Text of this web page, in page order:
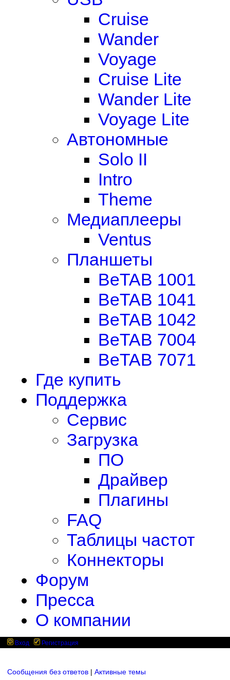
Cruise
Wander
Voyage
Cruise Lite
Wander Lite
Voyage Lite
Автономные
Solo II
Intro
Theme
Медиаплееры
Ventus
Планшеты
BeTAB 1001
BeTAB 1041
BeTAB 1042
BeTAB 7004
BeTAB 7071
Где купить
Поддержка
Сервис
Загрузка
ПО
Драйвер
Плагины
FAQ
Таблицы частот
Коннекторы
Форум
Пресса
О компании
Вход Регистрация
Сообщения без ответов | Активные темы